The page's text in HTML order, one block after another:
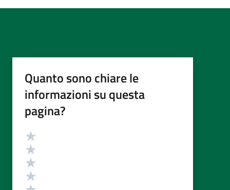
Quanto sono chiare le
informazioni su questa
pagina?
Valutazione